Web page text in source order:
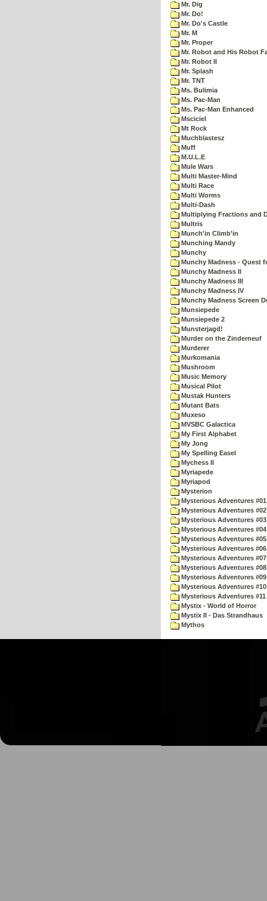
Mr. Dig
Mr. Do!
Mr. Do's Castle
Mr. M
Mr. Proper
Mr. Robot and His Robot
Mr. Robot II
Mr. Splash
Mr. TNT
Ms. Bulimia
Ms. Pac-Man
Ms. Pac-Man Enhanced
Msciciel
Mt Rock
Muchblastesz
Muff
M.U.L.E
Mule Wars
Multi Master-Mind
Multi Race
Multi Worms
Multi-Dash
Multiplying Fractions and
Multris
Munch'in Climb'in
Munching Mandy
Munchy
Munchy Madness - Quest
Munchy Madness II
Munchy Madness III
Munchy Madness IV
Munchy Madness Screen
Munsiepede
Munsiepede 2
Munsterjagd!
Murder on the Zinderneuf
Murderer
Murkomania
Mushroom
Music Memory
Musical Pilot
Mustak Hunters
Mutant Bats
Muxeso
MVSBC Galactica
My First Alphabet
My Jong
My Spelling Easel
Mychess II
Myriapede
Myriapod
Mysterion
Mysterious Adventures
Mysterious Adventures
Mysterious Adventures
Mysterious Adventures
Mysterious Adventures
Mysterious Adventures
Mysterious Adventures
Mysterious Adventures
Mysterious Adventures
Mysterious Adventures
Mysterious Adventures
Mystix - World of Horror
Mystix II - Das Strandhaus
Mythos